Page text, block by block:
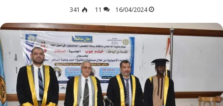
16/04/2024
11
341